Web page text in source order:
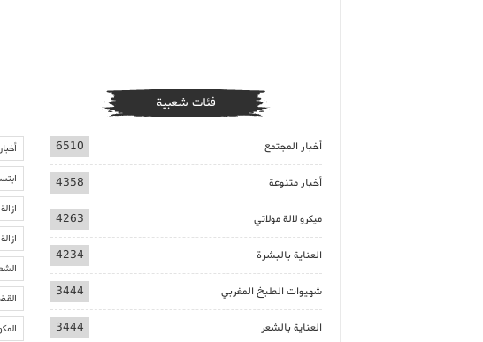
فئات شعبية
أخبار المجتمع 6510
أخبار متنوعة 4358
ميكرو لالة مولاتي 4263
العناية بالبشرة 4234
شهيوات الطبخ المغربي 3444
العناية بالشعر 3444